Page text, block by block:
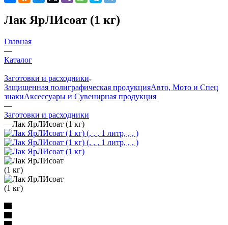
Лак ЯрЛИсоат (1 кг)
Главная
—
Каталог
—
Заготовки и расходники
Защищенная полиграфическая продукцияАвто, Мото и Спец
знакиАксессуары и Сувенирная продукция
—
Заготовки и расходники
—Лак ЯрЛИсоат (1 кг)